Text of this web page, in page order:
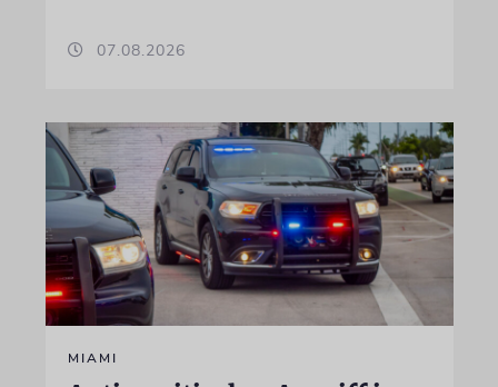
07.08.2026
MIAMI